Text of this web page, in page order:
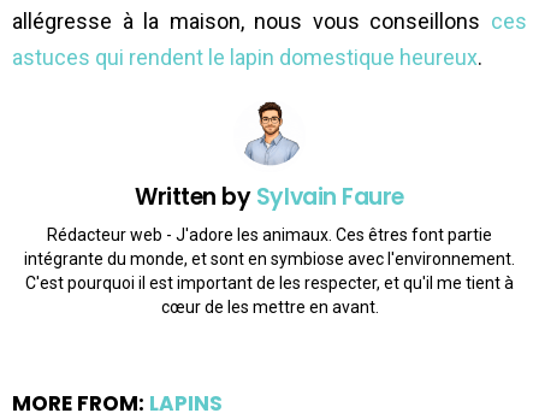
allégresse à la maison, nous vous conseillons ces
astuces qui rendent le lapin domestique heureux.
Written bySylvain Faure
Rédacteur web - J'adore les animaux. Ces êtres font partie
intégrante du monde, et sont en symbiose avec l'environnement.
C'est pourquoi il est important de les respecter, et qu'il me tient à
cœur de les mettre en avant.
MORE FROM: LAPINS